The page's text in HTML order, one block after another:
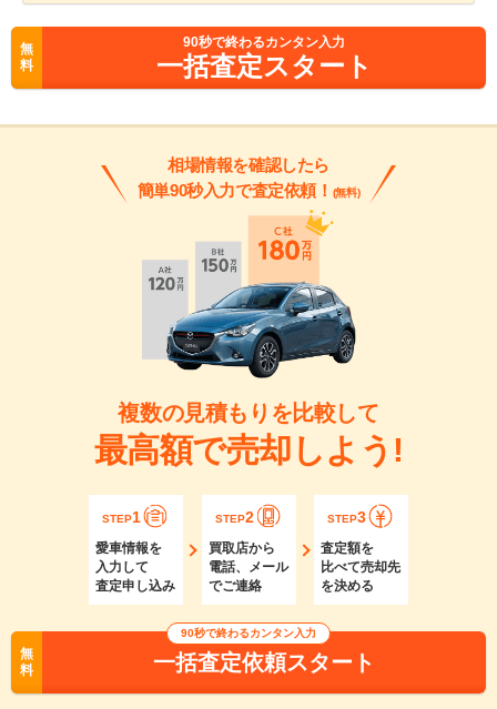
無
料
90秒で終わるカンタン入力
一括査定スタート
相場情報を確認したら
簡単90秒入力で査定依頼！ (無料)
複数の見積もりを比較して
最高額で売却しよう!
STEP1
愛車情報を
入力して
査定申し込み
STEP2
買取店から
電話、メール
でご連絡
STEP3
査定額を
比べて売却先
を決める
無
料
90秒で終わるカンタン入力
一括査定依頼スタート